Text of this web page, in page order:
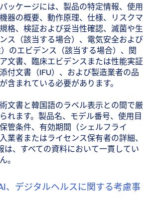
ッケージには、製品の特定情報、使用
器の概要、動作原理、仕様、リスクマ
格、検証および妥当性確認、滅菌や生
ス（該当する場合）、電気安全および
のエビデンス（該当する場合）、関
文書、臨床エビデンスまたは性能実証
付文書（IFU）、および製造業者の品
含まれている必要があります。
文書と韓国語のラベル表示との間で厳
れます。製品名、モデル番号、使用目
管条件、有効期間（シェルフライ
業者またはライセンス保有者の詳細、
は、すべての資料において一貫してい
。
、デジタルヘルスに関する考慮事